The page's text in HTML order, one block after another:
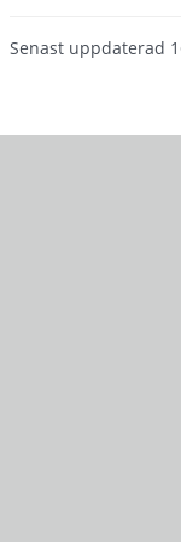
Senast uppdaterad